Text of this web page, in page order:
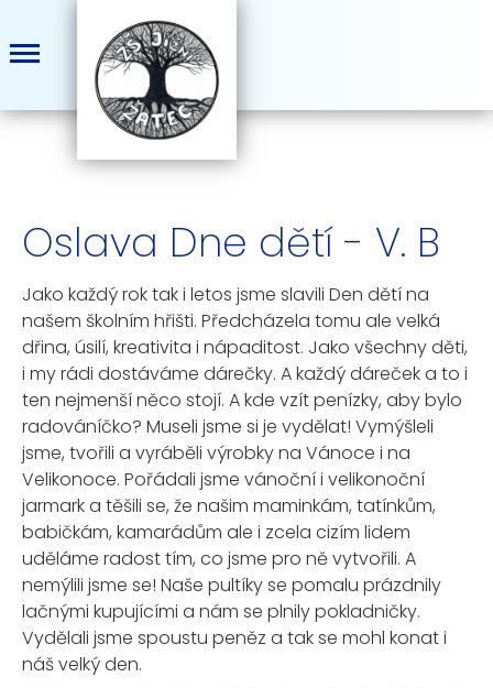
Oslava Dne dětí - V. B
Jako každý rok tak i letos jsme slavili Den dětí na
našem školním hřišti. Předcházela tomu ale velká
dřina, úsilí, kreativita i nápaditost. Jako všechny děti,
i my rádi dostáváme dárečky. A každý dáreček a to i
ten nejmenší něco stojí. A kde vzít penízky, aby bylo
radováníčko? Museli jsme si je vydělat! Vymýšleli
jsme, tvořili a vyráběli výrobky na Vánoce i na
Velikonoce. Pořádali jsme vánoční i velikonoční
jarmark a těšili se, že našim maminkám, tatínkům,
babičkám, kamarádům ale i zcela cizím lidem
uděláme radost tím, co jsme pro ně vytvořili. A
nemýlili jsme se! Naše pultíky se pomalu prázdnily
lačnými kupujícími a nám se plnily pokladničky.
Vydělali jsme spoustu peněz a tak se mohl konat i
náš velký den.